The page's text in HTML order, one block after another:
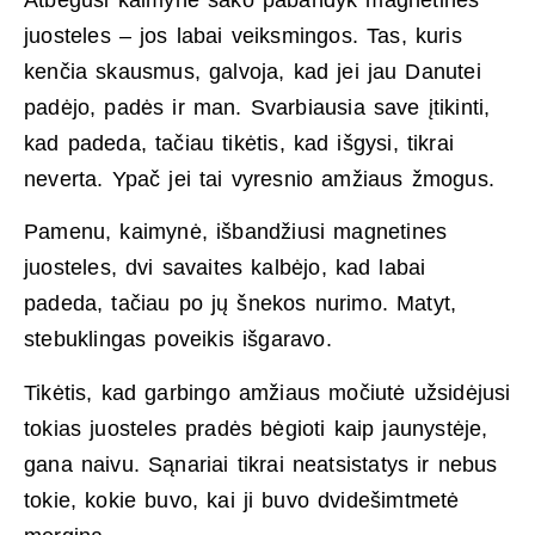
juosteles – jos labai veiksmingos. Tas, kuris
kenčia skausmus, galvoja, kad jei jau Danutei
padėjo, padės ir man. Svarbiausia save įtikinti,
kad padeda, tačiau tikėtis, kad išgysi, tikrai
neverta. Ypač jei tai vyresnio amžiaus žmogus.
Pamenu, kaimynė, išbandžiusi magnetines
juosteles, dvi savaites kalbėjo, kad labai
padeda, tačiau po jų šnekos nurimo. Matyt,
stebuklingas poveikis išgaravo.
Tikėtis, kad garbingo amžiaus močiutė užsidėjusi
tokias juosteles pradės bėgioti kaip jaunystėje,
gana naivu. Sąnariai tikrai neatsistatys ir nebus
tokie, kokie buvo, kai ji buvo dvidešimtmetė